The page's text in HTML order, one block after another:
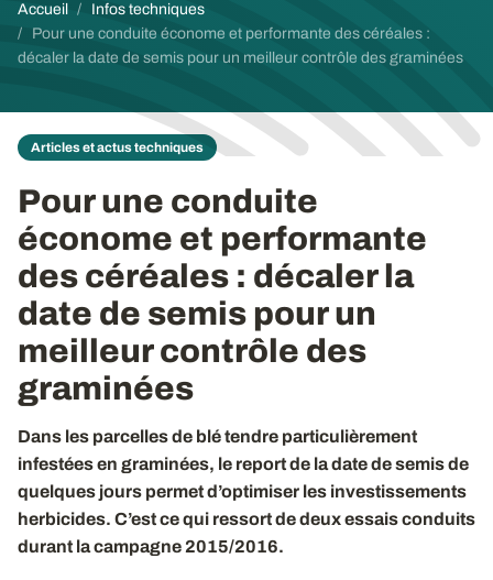
Fil d'Ariane
Accueil
Infos techniques
Pour une conduite économe et performante des céréales :
décaler la date de semis pour un meilleur contrôle des graminées
Articles et actus techniques
Pour une conduite
économe et performante
des céréales : décaler la
date de semis pour un
meilleur contrôle des
graminées
Dans les parcelles de blé tendre particulièrement
infestées en graminées, le report de la date de semis de
quelques jours permet d’optimiser les investissements
herbicides. C’est ce qui ressort de deux essais conduits
durant la campagne 2015/2016.